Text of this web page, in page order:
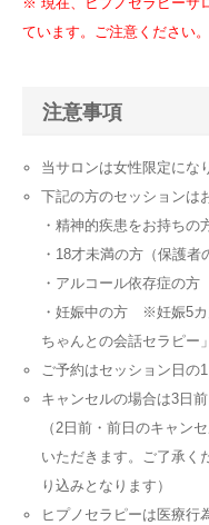
ています。ご注意ください。
注意事項
当サロンは女性限定にな
下記の方のセッションは
・精神的疾患をお持ち
・18才未満の方（保護者
・アルコール依存症の方
・妊娠中の方 ※妊娠5カ
ちゃんとの会話セラピー
ご予約はセッション日の
キャンセルの場合は3日
（2日前・前日のキャン
いただきます。ご了承
り込みとなります）
ヒプノセラピーは医療行
よくある質問